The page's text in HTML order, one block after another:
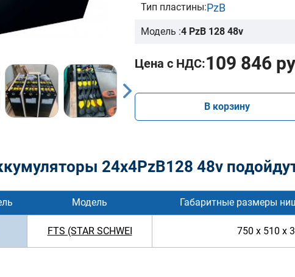
Тип пластины:PzB
Модель :4 PzB 128 48v
Цена с НДС:109 846
В корзину
24x4PzB128 48v
Модель Габаритные размеры
FTS (STAR SCHWEI 750 x 510 x